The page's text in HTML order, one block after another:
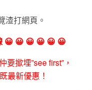
渣打網頁。
😀 😀 😀 😀 😀 😀
要撳埋”see first”，
最新優惠！